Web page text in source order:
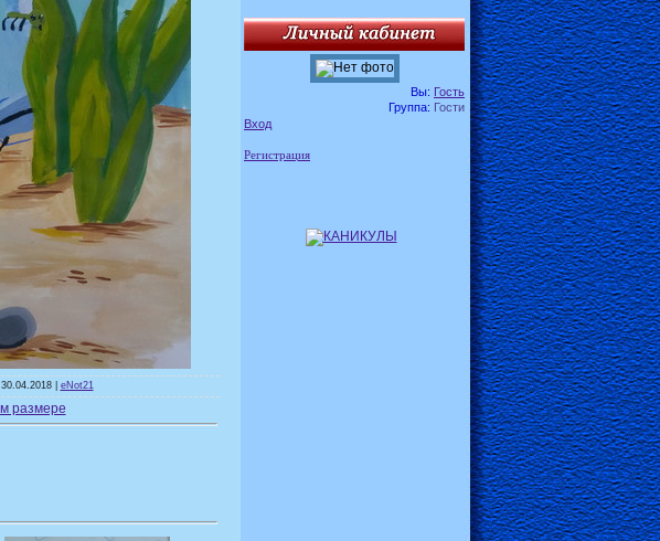
| eNot21
размере
Вы: Гость
Группа: Гости
Вход
Регистрация